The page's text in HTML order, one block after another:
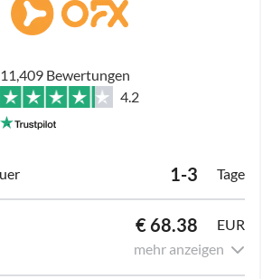
11,409 Bewertungen
4.2
1-3 Tage
€ 68.38
EUR
mehr anzeigen